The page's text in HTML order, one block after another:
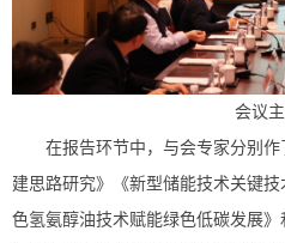
会议
在报告环节中，与会专家分别
建思路研究》《新型储能技术关键
色氢氨醇油技术赋能绿色低碳发展